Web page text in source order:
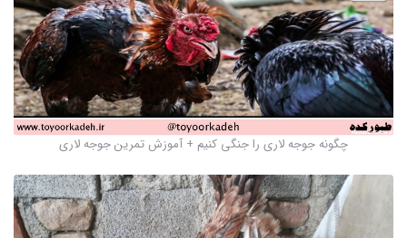
چگونه جوجه لاری را جنگی کنیم + آموزش تمرین جوجه لاری